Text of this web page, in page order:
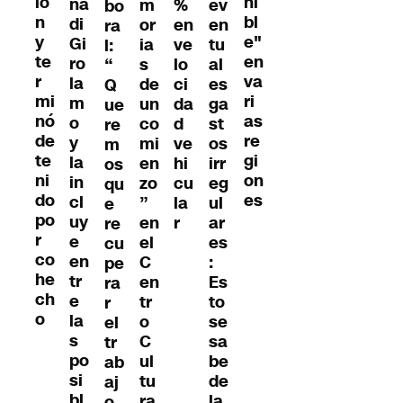
n
y
te
r
mi
nó
de
te
ni
do
po
r
co
he
ch
o
na
di
Gi
ro
la
m
o
y
la
in
cl
uy
e
en
tr
e
la
s
po
si
bo
ra
l:
“
Q
ue
re
m
os
qu
e
re
cu
pe
ra
r
el
tr
ab
aj
m
or
ia
s
de
un
co
mi
en
zo
”
en
el
C
en
tr
o
C
ul
tu
%
en
ve
lo
ci
da
d
ve
hi
cu
la
r
ev
en
tu
al
es
ga
st
os
irr
eg
ul
ar
es
:
Es
to
se
sa
be
de
bl
e"
en
va
ri
as
re
gi
on
es